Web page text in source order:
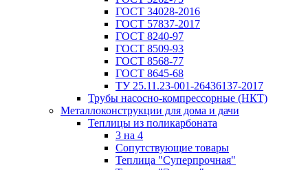
ГОСТ 34028-2016
ГОСТ 57837-2017
ГОСТ 8240-97
ГОСТ 8509-93
ГОСТ 8568-77
ГОСТ 8645-68
ТУ 25.11.23-001-26436137-2017
Трубы насосно-компрессорные (НКТ)
Металлоконструкции для дома и дачи
Теплицы из поликарбоната
3 на 4
Сопутствующие товары
Теплица "Суперпрочная"